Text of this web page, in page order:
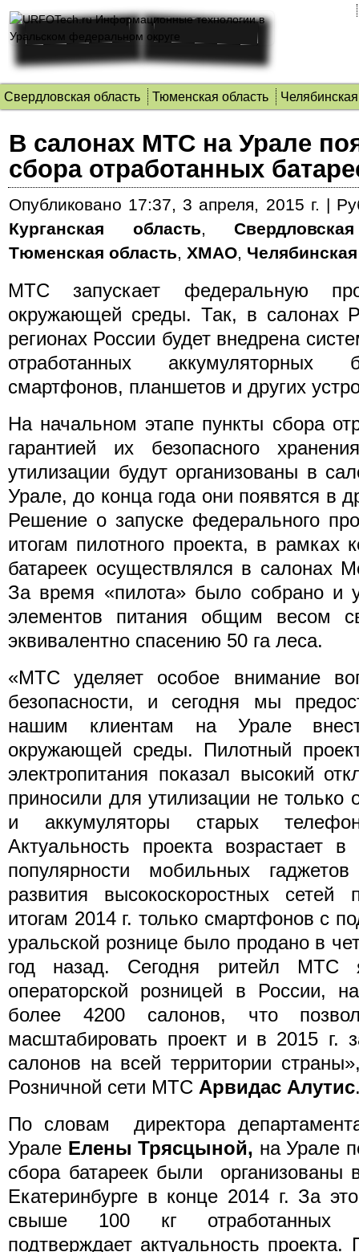
Свердловская область Тюменская область
В салонах МТС на Урале
сбора отработанных
Опубликовано 17:37, 3 апреля, 2015 г. |
Курганская область,
Тюменская область, ХМАО,
МТС запускает федеральную
окружающей среды. Так, в салонах
регионах России будет внедрена
отработанных аккумуляторных
смартфонов, планшетов и других
На начальном этапе пункты сбора
гарантией их безопасного
утилизации будут организованы в
Урале, до конца года они появятся в
Решение о запуске федерального
итогам пилотного проекта, в рамках
батареек осуществлялся в салонах
За время «пилота» было собрано и
элементов питания общим весом
эквивалентно спасению 50 га леса.
«МТС уделяет особое внимание
безопасности, и сегодня мы
нашим клиентам на Урале
окружающей среды. Пилотный
электропитания показал высокий
приносили для утилизации не только
и аккумуляторы старых
Актуальность проекта возрастает
популярности мобильных
развития высокоскоростных
итогам 2014 г. только смартфонов с
уральской рознице было продано в
год назад. Сегодня ритейл МТС
операторской розницей в России,
более 4200 салонов, что
масштабировать проект и в 2015 г.
салонов на всей территории
Розничной сети МТС Арвидас Алутис
По словам директора
Урале Елены Трясцыной, на Урале
сбора батареек были
Екатеринбурге в конце 2014 г. За
свыше 100 кг отработанных
подтверждает актуальность